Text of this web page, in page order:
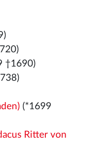
†1690)
(*1699
Ritter von